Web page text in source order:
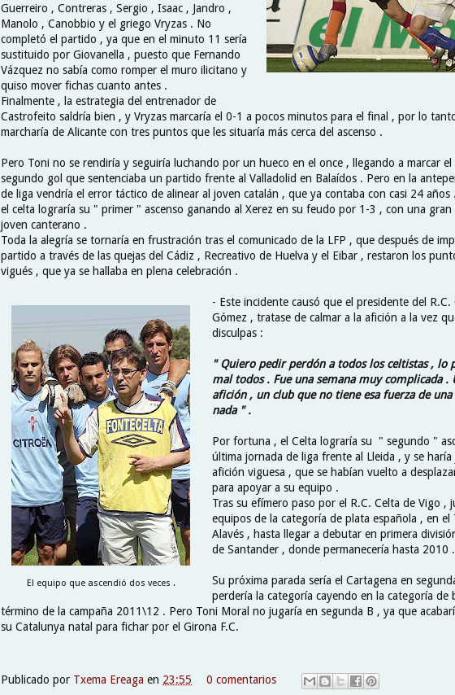
Guerreiro , Contreras , Sergio , Isaac , Jandro ,
Manolo , Canobbio y el griego Vryzas . No
completó el partido , ya que en el minuto 11 sería
sustituido por Giovanella , puesto que Fernando
Vázquez no sabía como romper el muro ilicitano y
quiso mover fichas cuanto antes .
Finalmente , la estrategia del entrenador de
Castrofeito saldría bien , y Vryzas marcaría el 0-1 a pocos minutos para el final , por lo
marcharía de Alicante con tres puntos que les situaría más cerca del ascenso .
Pero Toni no se rendiría y seguiría luchando por un hueco en el once , llegando a marcar
segundo gol que sentenciaba un partido frente al Valladolid en Balaídos . Pero en la
de liga vendría el error táctico de alinear al joven catalán , que ya contaba con casi 24 años
el celta lograría su " primer " ascenso ganando al Xerez en su feudo por 1-3 , con una gran
joven canterano .
Toda la alegría se tornaría en frustración tras el comunicado de la LFP , que después de
partido a través de las quejas del Cádiz , Recreativo de Huelva y el Eibar , restaron los
vigués , que ya se hallaba en plena celebración .
El equipo que ascendió dos veces .
- Este incidente causó que el presidente del R.C.
Gómez , tratase de calmar a la afición a la vez
disculpas :
" Quiero pedir perdón a todos los celtistas , lo
mal todos . Fue una semana muy complicada .
afición , un club que no tiene esa fuerza de
nada " .
Por fortuna , el Celta lograría su " segundo "
última jornada de liga frente al Lleida , y se haría
afición viguesa , que se habían vuelto a
para apoyar a su equipo .
Tras su efímero paso por el R.C. Celta de Vigo ,
equipos de la categoría de plata española , en el
Alavés , hasta llegar a debutar en primera
de Santander , donde permanecería hasta 2010 .
Su próxima parada sería el Cartagena en
perdería la categoría cayendo en la categoría de
término de la campaña 2011\12 . Pero Toni Moral no jugaría en segunda B , ya que
su Catalunya natal para fichar por el Girona F.C.
Publicado por Txema Ereaga en 23:55
0 comentarios